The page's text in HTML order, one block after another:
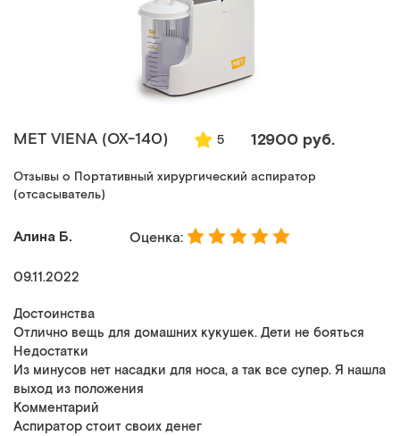
MET VIENA (ОХ-140) 5 12900 руб.
Отзывы о Портативный хирургический аспиратор
(отсасыватель)
Алина Б. Оценка:
09.11.2022
Достоинства
Отлично вещь для домашних кукушек. Дети не бояться
Недостатки
Из минусов нет насадки для носа, а так все супер. Я нашла
выход из положения
Комментарий
Аспиратор стоит своих денег